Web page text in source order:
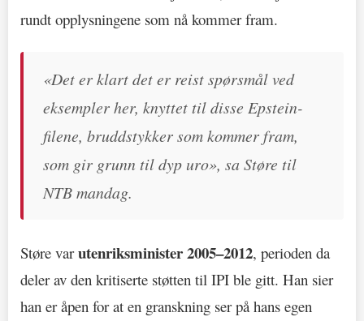
rundt opplysningene som nå kommer fram.
«Det er klart det er reist spørsmål ved
eksempler her, knyttet til disse Epstein-
filene, bruddstykker som kommer fram,
som gir grunn til dyp uro», sa Støre til
NTB mandag.
Støre varutenriksminister 2005–2012, perioden da
deler av den kritiserte støtten til IPI ble gitt. Han sier
han er åpen for at en granskning ser på hans egen